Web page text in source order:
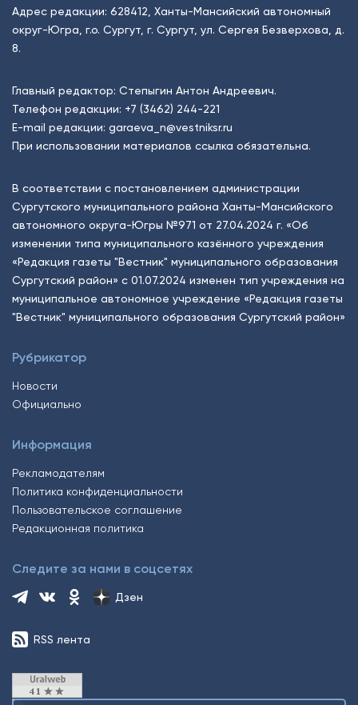
Адрес редакции: 628412, Ханты-Мансийский автономный
округ-Югра, г.о. Сургут, г. Сургут, ул. Сергея Безверхова, д.
8.
Главный редактор: Степыгин Антон Андреевич.
Телефон редакции: +7 (3462) 244-221
E-mail редакции: garaeva_n@vestniksr.ru
При использовании материалов ссылка обязательна.
В соответствии с постановлением администрации
Сургутского муниципального района Ханты-Мансийского
автономного округа-Югры №971 от 27.04.2024 г. «Об
изменении типа муниципального казённого учреждения
«Редакция газеты "Вестник" муниципального образования
Сургутский район» с 01.07.2024 изменен тип учреждения на
муниципальное автономное учреждение «Редакция газеты
"Вестник" муниципального образования Сургутский район»
Рубрикатор
Новости
Официально
Информация
Рекламодателям
Политика конфиденциальности
Пользовательское соглашение
Редакционная политика
Следите за нами в соцсетях
Дзен
RSS лента